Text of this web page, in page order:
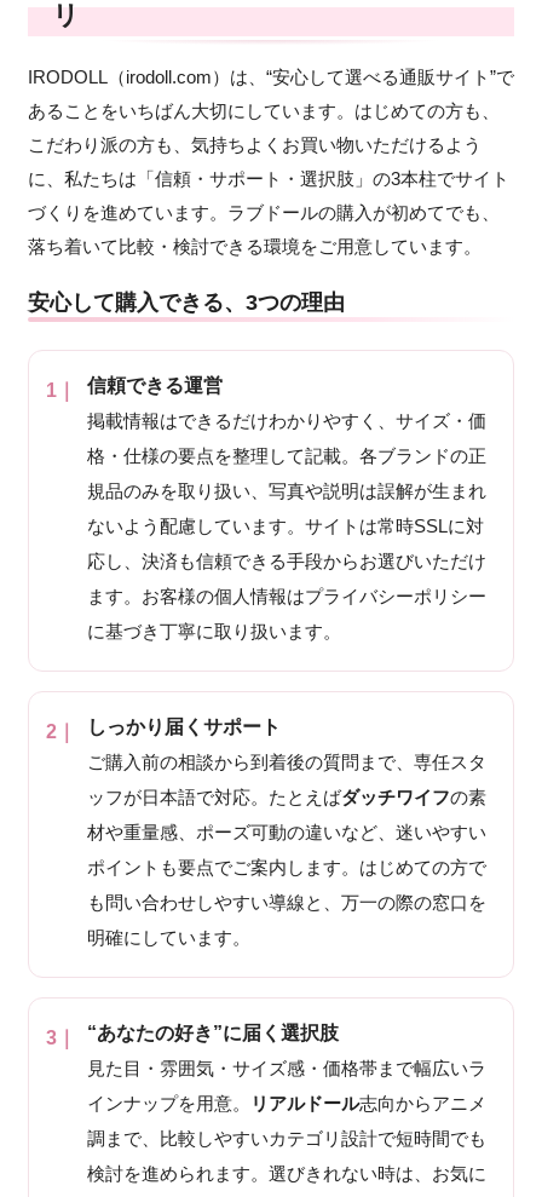
リ
IRODOLL（irodoll.com）は、“安心して選べる通販サイト”で
あることをいちばん大切にしています。はじめての方も、
こだわり派の方も、気持ちよくお買い物いただけるよう
に、私たちは「信頼・サポート・選択肢」の3本柱でサイト
づくりを進めています。ラブドールの購入が初めてでも、
落ち着いて比較・検討できる環境をご用意しています。
安心して購入できる、3つの理由
信頼できる運営
掲載情報はできるだけわかりやすく、サイズ・価
格・仕様の要点を整理して記載。各ブランドの正
規品のみを取り扱い、写真や説明は誤解が生まれ
ないよう配慮しています。サイトは常時SSLに対
応し、決済も信頼できる手段からお選びいただけ
ます。お客様の個人情報はプライバシーポリシー
に基づき丁寧に取り扱います。
しっかり届くサポート
ご購入前の相談から到着後の質問まで、専任スタ
ッフが日本語で対応。たとえばダッチワイフの素
材や重量感、ポーズ可動の違いなど、迷いやすい
ポイントも要点でご案内します。はじめての方で
も問い合わせしやすい導線と、万一の際の窓口を
明確にしています。
“あなたの好き”に届く選択肢
見た目・雰囲気・サイズ感・価格帯まで幅広いラ
インナップを用意。
リアルドール志向からアニメ
調まで、比較しやすいカテゴリ設計で短時間でも
検討を進められます。選びきれない時は、お気に